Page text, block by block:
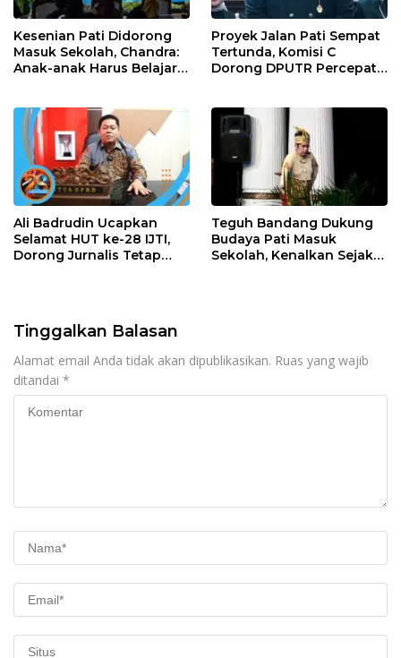
Kesenian Pati Didorong
Masuk Sekolah, Chandra:
Anak-anak Harus Belajar
Proyek Jalan Pati Sempat
Tertunda, Komisi C
Dorong DPUTR Percepat
Ali Badrudin Ucapkan
Selamat HUT ke-28 IJTI,
Dorong Jurnalis Tetap
Teguh Bandang Dukung
Budaya Pati Masuk
Sekolah, Kenalkan Sejak
Tinggalkan Balasan
Alamat email Anda tidak akan dipublikasikan. Ruas yang wajib
ditandai *